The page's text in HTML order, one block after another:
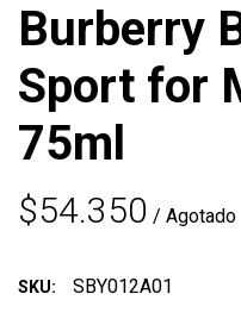
Burberry
Sport for
75ml
$54.350 / Agotado
SKU: SBY012A01